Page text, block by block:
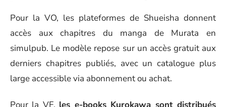
Pour la VO, les plateformes de Shueisha donnent
accès aux chapitres du manga de Murata en
simulpub. Le modèle repose sur un accès gratuit aux
derniers chapitres publiés, avec un catalogue plus
large accessible via abonnement ou achat.